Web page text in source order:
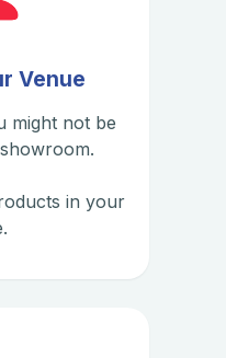
Venue
might not be
in your